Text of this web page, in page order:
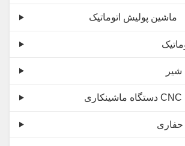
ماشین پولیش اتوماتیک
شیر
دستگاه ماشینکاری CNC
حفاری